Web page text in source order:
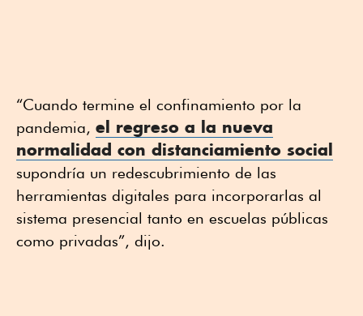
“Cuando termine el confinamiento por la
pandemia, el regreso a la nueva
normalidad con distanciamiento social
supondría un redescubrimiento de las
herramientas digitales para incorporarlas al
sistema presencial tanto en escuelas públicas
como privadas”, dijo.